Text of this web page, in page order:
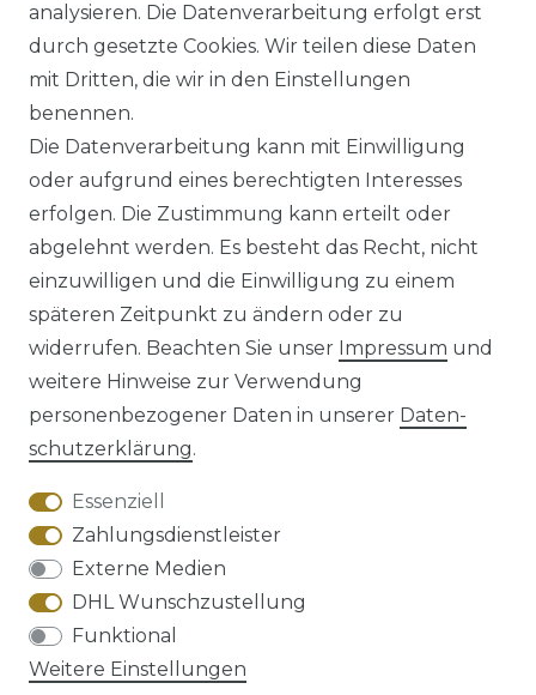
UVP 54,99 €
ab 52,99 € *
Impressum Daten­schutz­erklärung
AGB Barrierefreiheitserklärung
Widerrufs­recht
analysieren. Die Datenverarbeitung erfolgt erst
durch gesetzte Cookies. Wir teilen diese Daten
mit Dritten, die wir in den Einstellungen
benennen.
Die Datenverarbeitung kann mit Einwilligung
oder aufgrund eines berechtigten Interesses
erfolgen. Die Zustimmung kann erteilt oder
abgelehnt werden. Es besteht das Recht, nicht
einzuwilligen und die Einwilligung zu einem
späteren Zeitpunkt zu ändern oder zu
widerrufen. Beachten Sie unser Impressum und
weitere Hinweise zur Verwendung
personenbezogener Daten in unserer Daten­
schutz­erklärung.
Essenziell
Zahlungsdienstleister
Externe Medien
DHL Wunschzustellung
Funktional
Weitere Einstellungen